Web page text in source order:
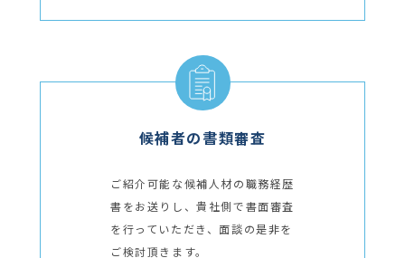
候補者の書類審査
ご紹介可能な候補人材の職務経歴
書をお送りし、貴社側で書面審査
を行っていただき、面談の是非を
ご検討頂きます。